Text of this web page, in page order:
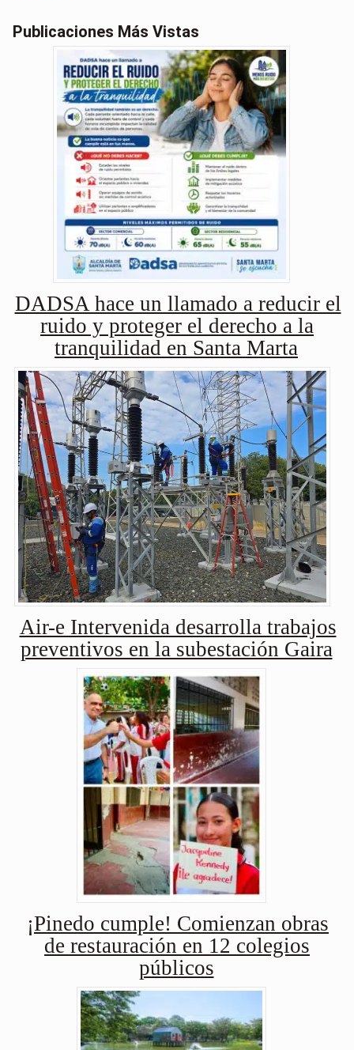
Publicaciones Más Vistas
DADSA hace un llamado a reducir el
ruido y proteger el derecho a la
tranquilidad en Santa Marta
Air-e Intervenida desarrolla trabajos
preventivos en la subestación Gaira
¡Pinedo cumple! Comienzan obras
de restauración en 12 colegios
públicos